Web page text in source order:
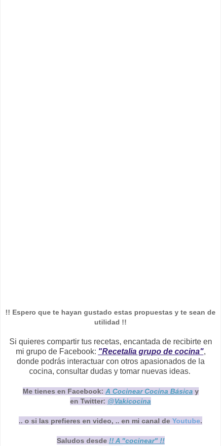
!! Espero que te hayan gustado estas propuestas y te sean de
utilidad !!
Si quieres compartir tus recetas, encantada de recibirte en
mi grupo de Facebook: "Recetalia grupo de cocina",
donde podrás interactuar con otros apasionados de la
cocina, consultar dudas y tomar nuevas ideas.
Me tienes en Facebook: A Cocinear Cocina Básica y
en Twitter: @Vakicocina
.. o si las prefieres en video, .. en mi canal de Youtube.
Saludos desde !! A "cocinear" !!